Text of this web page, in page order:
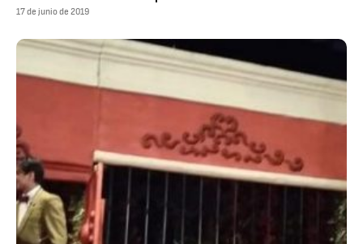
17 de junio de 2019